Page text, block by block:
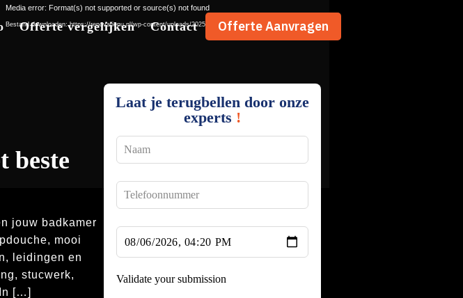
Offerte vergelijken Contact Offerte Aanvragen
Media error: Format(s) not supported or source(s) not found
Bestand downloaden: https://renovatienu.nl/wp-content/uploads/2025/12/renovaite-nu-video-1.mp4
beste
jouw badkamer
mooi
leidingen en
stucwerk,
[…]
Laat je terugbellen door onze
experts !
Leave
this
Validate your submission